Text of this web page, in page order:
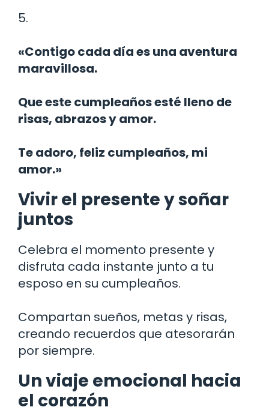
5.
«Contigo cada día es una aventura
maravillosa.
Que este cumpleaños esté lleno de
risas, abrazos y amor.
Te adoro, feliz cumpleaños, mi
amor.»
Vivir el presente y soñar
juntos
Celebra el momento presente y
disfruta cada instante junto a tu
esposo en su cumpleaños.
Compartan sueños, metas y risas,
creando recuerdos que atesorarán
por siempre.
Un viaje emocional hacia
el corazón